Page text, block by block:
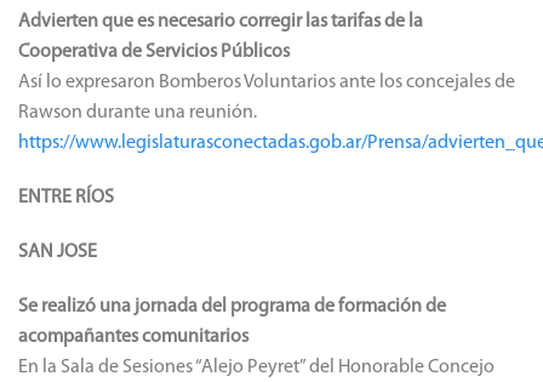
Advierten que es necesario corregir las tarifas de la
Cooperativa de Servicios Públicos
Así lo expresaron Bomberos Voluntarios ante los concejales de
Rawson durante una reunión.
https://www.legislaturasconectadas.gob.ar/Prensa/
ENTRE RÍOS
SAN JOSE
Se realizó una jornada del programa de formación de
acompañantes comunitarios
En la Sala de Sesiones “Alejo Peyret” del Honorable Concejo